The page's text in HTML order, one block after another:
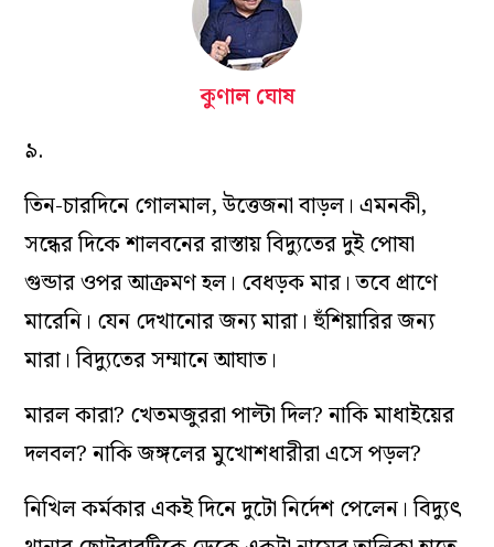
কুণাল ঘোষ
৯.
তিন-চারদিনে গোলমাল, উত্তেজনা বাড়ল। এমনকী,
সন্ধের দিকে শালবনের রাস্তায় বিদ্যুতের দুই পোষা
গুন্ডার ওপর আক্রমণ হল। বেধড়ক মার। তবে প্রাণে
মারেনি। যেন দেখানোর জন্য মারা। হুঁশিয়ারির জন্য
মারা। বিদ্যুতের সম্মানে আঘাত।
মারল কারা? খেতমজুররা পাল্টা দিল? নাকি মাধাইয়ের
দলবল? নাকি জঙ্গলের মুখোশধারীরা এসে পড়ল?
নিখিল কর্মকার একই দিনে দুটো নির্দেশ পেলেন। বিদ্যুৎ